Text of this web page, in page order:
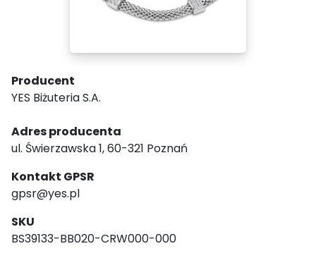
Producent
YES Biżuteria S.A.
Adres producenta
ul. Świerzawska 1, 60-321 Poznań
Kontakt GPSR
gpsr@yes.pl
SKU
BS39133-BB020-CRW000-000